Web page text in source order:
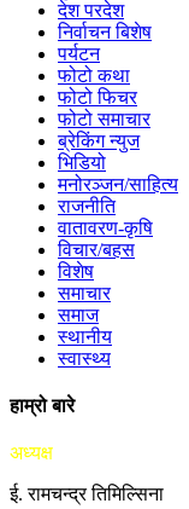
देश परदेश
निर्वाचन बिशेष
पर्यटन
फोटो कथा
फोटो फिचर
फोटो समाचार
ब्रेकिंग न्युज
भिडियो
मनोरञ्जन/साहित्य
राजनीति
वातावरण-कृषि
विचार/बहस
विशेष
समाचार
समाज
स्थानीय
स्वास्थ्य
हाम्रो बारे
अध्यक्ष
ई. रामचन्द्र तिमिल्सिना